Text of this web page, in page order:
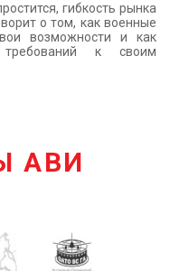
гибкость рынка
о том, как военные
возможности и как
к своим
АВИ